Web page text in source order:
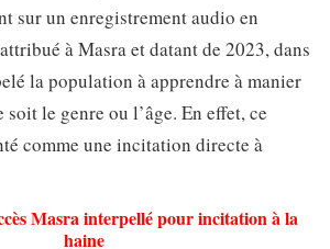
sur un enregistrement audio en
à Masra et datant de 2023, dans
la population à apprendre à manier
soit le genre ou l’âge. En effet, ce
comme une incitation directe à
Masra interpellé pour incitation à la
haine